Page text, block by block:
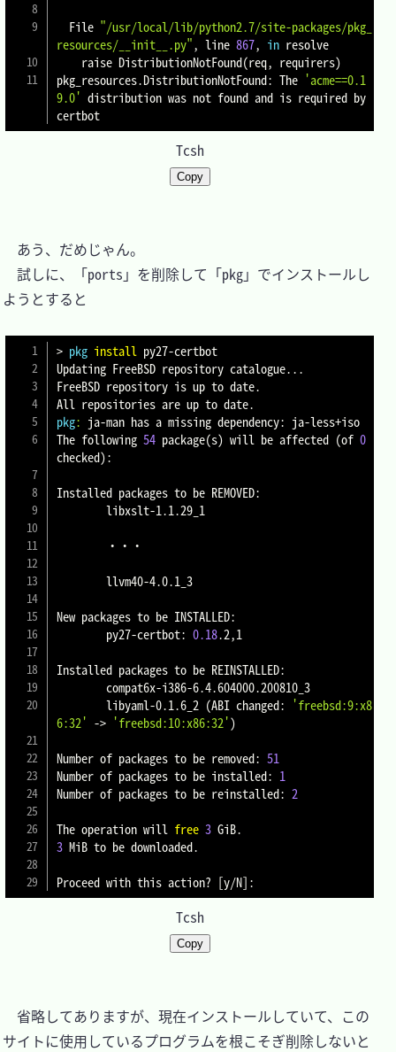
  File
"/usr/local/lib/python2.7/site-packages/pkg_
resources/__init__.py", line 867, in resolve
    raise DistributionNotFound
(req, requirers)
pkg_resources.DistributionNotFound: The 'acme==0.1
9.0' distribution was not found and is required by
certbot
Tcsh
Copy
あう、だめじゃん。
試しに、「ports」を削除して「pkg」でインストールし
ようとすると
> pkg install py27-certbot
Updating FreeBSD repository catalogue...
FreeBSD repository is up to date.
pkg: ja-man has a missing dependency: ja-less+iso
The following 54 package(s) will be affected (of 0
checked):
Installed packages to be REMOVED:
New packages to be INSTALLED:
        py27-certbot:
0.18.2,1
Installed packages to be REINSTALLED:
        libyaml-0.1.6_2
(ABI changed: 'freebsd:9:x8
6:32' -> 'freebsd:10:x86:32')
Number of packages to be removed: 51
Number of packages to be installed: 1
Number of packages to be reinstalled: 2
The operation will free 3
3 MiB to be downloaded.
Proceed with this action? [y/N]
Tcsh
Copy
省略してありますが、現在インストールしていて、この
サイトに使用しているプログラムを根こそぎ削除しないと